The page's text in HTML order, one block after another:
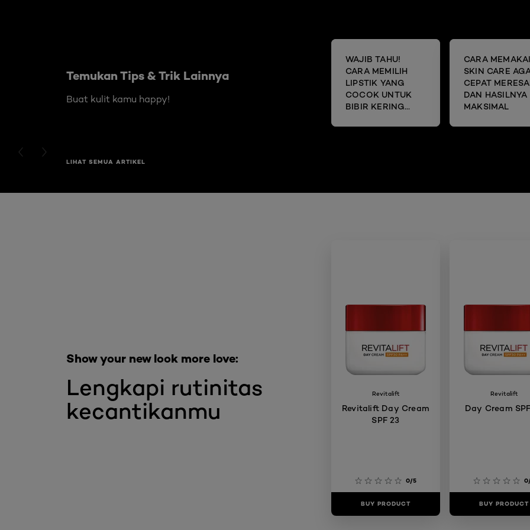
Temukan Tips & Trik Lainnya
Buat kulit kamu happy!
WAJIB TAHU!
CARA MEMILIH
LIPSTIK YANG
COCOK UNTUK
BIBIR KERING
CARA MEMAKAI
SKIN CARE
CEPAT
DAN HASILNYA
MAKSIMAL
PREVIOUS CARD
NEXT CARD
LIHAT SEMUA ARTIKEL
Lengkapi rutinitas
kecantikanmu
Show your new look more love:
Revitalift
Revitalift Day Cream
SPF 23
0/5
BUY PRODUCT
Revitalift
Day Cream
BUY PRODUCT